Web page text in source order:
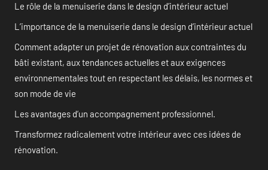
Le rôle de la menuiserie dans le design d’intérieur actuel
L’importance de la menuiserie dans le design d’intérieur actuel
Comment adapter un projet de rénovation aux contraintes du
bâti existant, aux tendances actuelles et aux exigences
environnementales tout en respectant les délais, les normes et
son mode de vie
Les avantages d’un accompagnement professionnel.
Transformez radicalement votre intérieur avec ces idées de
rénovation.